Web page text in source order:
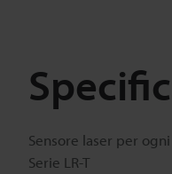
Sensore laser per
Serie LR-T